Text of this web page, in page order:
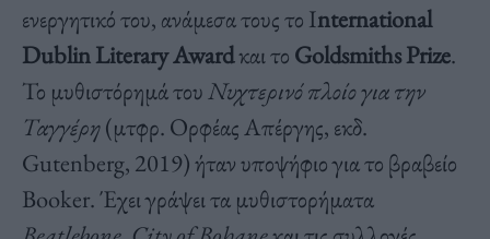
ενεργητικό του, ανάμεσα τους το International
Dublin Literary Awardκαι το Goldsmiths Prize.
Το μυθιστόρημά τουΝυχτερινό πλοίο για την
Ταγγέρη(μτφρ. Ορφέας Απέργης, εκδ.
Gutenberg, 2019) ήταν υποψήφιο για το βραβείο
Booker. Έχει γράψει τα μυθιστορήματα